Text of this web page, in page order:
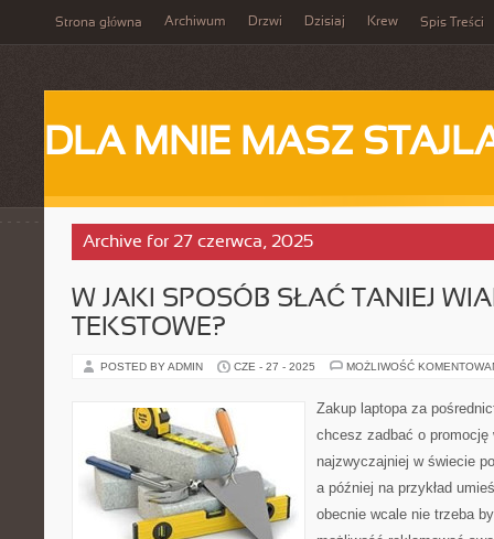
Strona główna Archiwum Drzwi Dzisiaj Krew Spis Treści
DLA MNIE MASZ
Archive for 27 czerwca, 2025
W JAKI SPOSÓB SŁAĆ TANIEJ
TEKSTOWE?
POSTED BY ADMIN CZE - 27 - 2025 MOŻLIWOŚĆ
Zakup laptopa za
chcesz zadbać o promocję
najzwyczajniej w świecie
a później na przykład
obecnie wcale nie trzeba